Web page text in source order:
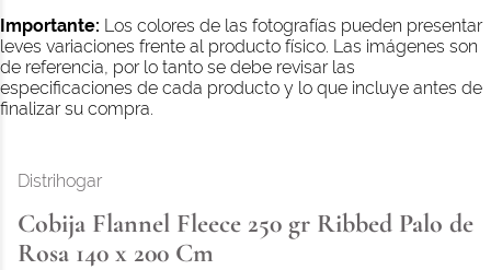
Importante: Los colores de las fotografías pueden presentar
leves variaciones frente al producto físico. Las imágenes son
de referencia, por lo tanto se debe revisar las
especificaciones de cada producto y lo que incluye antes de
finalizar su compra.
Distrihogar
Cobija Flannel Fleece 250 gr Ribbed Palo de
Rosa 140 x 200 Cm